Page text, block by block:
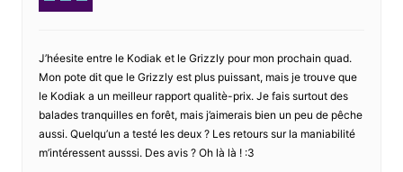
J’héesite entre le Kodiak et le Grizzly pour mon prochain quad.
Mon pote dit que le Grizzly est plus puissant, mais je trouve que
le Kodiak a un meilleur rapport qualitè-prix. Je fais surtout des
balades tranquilles en forêt, mais j’aimerais bien un peu de pêche
aussi. Quelqu’un a testé les deux ? Les retours sur la maniabilité
m’intéressent ausssi. Des avis ? Oh là là ! :3